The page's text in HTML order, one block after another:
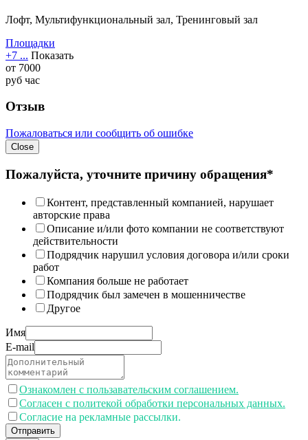
Лофт, Мультифункциональный зал, Тренинговый зал
Площадки
+7 ... Показать
от 7000
руб час
Отзыв
Пожаловаться или сообщить об ошибке
Close
Пожалуйста, уточните причину обращения*
Контент, представленный компанией, нарушает
авторские права
Описание и/или фото компании не соответствуют
действительности
Подрядчик нарушил условия договора и/или сроки
работ
Компания больше не работает
Подрядчик был замечен в мошенничестве
Другое
Имя
E-mail
Ознакомлен с пользавательским соглашением.
Согласен с политекой обработки персональных данных.
Согласие на рекламные рассылки.
Отправить